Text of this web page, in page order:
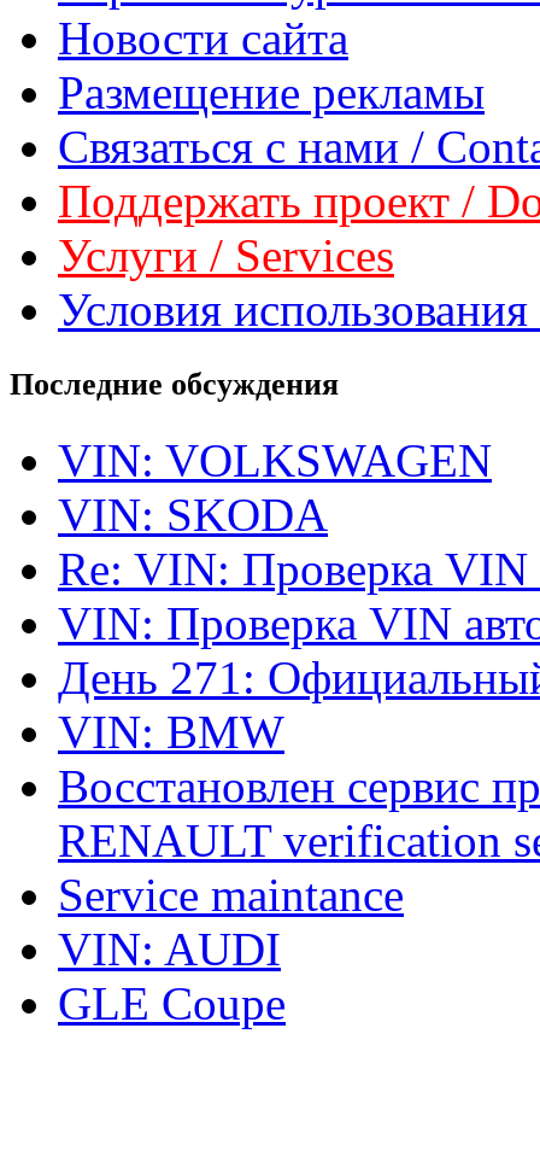
Новости сайта
Размещение рекламы
Связаться с нами /
Поддержать проект /
Услуги / Services
Условия
Последние обсуждения
VIN: VOLKSWAGEN
VIN: SKODA
Re: VIN: Проверка VIN
VIN: Проверка VIN
День 271:
VIN: BMW
Восстановлен сервис
RENAULT verification
Service maintance
VIN: AUDI
GLE Coupe